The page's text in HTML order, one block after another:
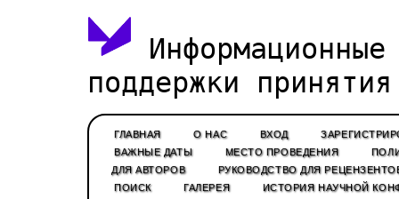
поддержки
ГЛАВНАЯ О НАС ВХОД
ВАЖНЫЕ ДАТЫ
МЕСТО ПРОВЕДЕНИЯ
ДЛЯ АВТОРОВ
РУКОВОДСТВО ДЛЯ
ПОИСК
ГАЛЕРЕЯ
ИСТОРИЯ НАУЧНОЙ